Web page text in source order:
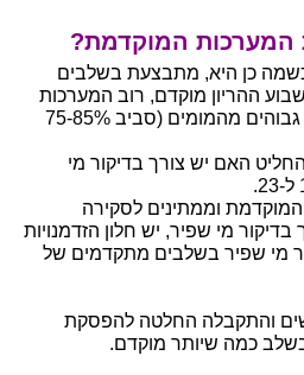
המוקדמת?
כן היא, מתבצעת בשלבים
ההריון מוקדם, רוב המערכות
כבר התפתחו וניתן לזהות אחוזים גבוהים מהמומים (סביב 75-85%
האם יש צורך בדיקור מי
וממתינים לסקירה
מי שפיר, יש חלון הזדמנויות
מי שפיר בשלבים מתקדמים של
והתקבלה החלטה להפסקת
בשלב כמה שיותר מוקדם.